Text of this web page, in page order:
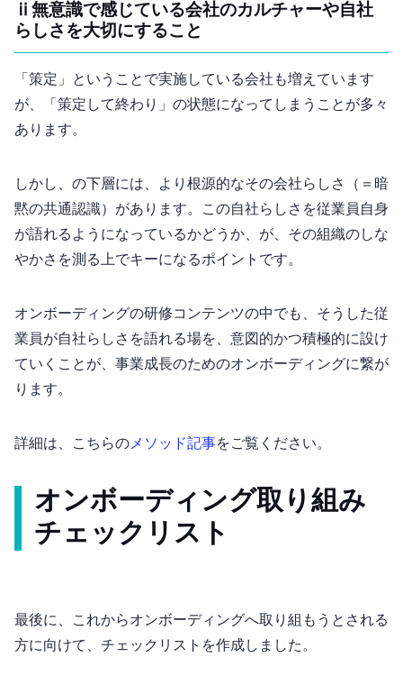
(ⅱ) 無意識で感じている会社のカルチャーや”自社
らしさ”を大切にすること
「MVV策定」ということで実施している会社も増えています
が、「策定して終わり」の状態になってしまうことが多々
あります。
しかし、MVVの下層には、より根源的な”その会社らしさ”（＝暗
黙の共通認識）があります。この”自社らしさ”を従業員自身
が語れるようになっているかどうか、が、その組織のしな
やかさを測る上でキーになるポイントです。
オンボーディングの研修コンテンツの中でも、そうした従
業員が”自社らしさ”を語れる場を、意図的かつ積極的に設け
ていくことが、事業成長のためのオンボーディングに繋が
ります。
詳細は、こちらのメソッド記事をご覧ください。
オンボーディング取り組み
チェックリスト
最後に、これからオンボーディングへ取り組もうとされる
方に向けて、チェックリストを作成しました。